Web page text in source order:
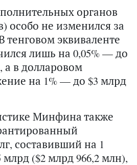
органов
особо не изменился за
тенговом эквиваленте
лишь на 0,05% — до
а в долларовом
на 1% — до $3 млрд
Минфина также
составивший на 1
млрд ($2 млрд 966,2 млн),